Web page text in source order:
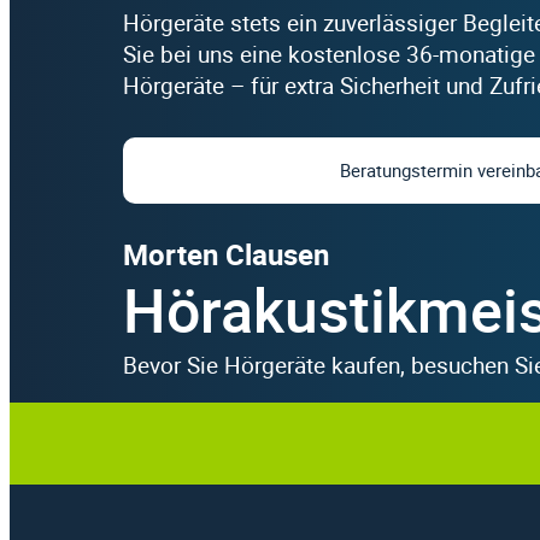
Hörgeräte stets ein zuverlässiger
Sie bei uns eine kostenlose 36-
Hörgeräte – für extra Sicherheit und
Beratungstermin
Morten Clausen
Bevor Sie Hörgeräte kaufen, besuchen